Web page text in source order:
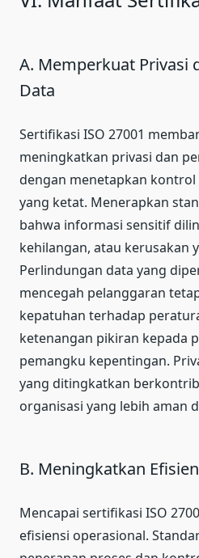
A. Memperkuat Privasi
Data
Sertifikasi ISO 27001
meningkatkan privasi dan
dengan menetapkan
yang ketat. Menerapkan
bahwa informasi sensitif
kehilangan, atau kerusakan
Perlindungan data yang
mencegah pelanggaran
kepatuhan terhadap
ketenangan pikiran kepada
pemangku kepentingan.
yang ditingkatkan
organisasi yang lebih aman
B. Meningkatkan
Mencapai sertifikasi ISO
efisiensi operasional.